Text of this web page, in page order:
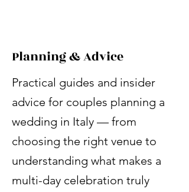
Planning & Advice
Practical guides and insider
advice for couples planning a
wedding in Italy — from
choosing the right venue to
understanding what makes a
multi-day celebration truly